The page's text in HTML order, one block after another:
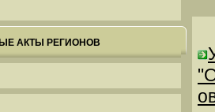
АКТЫ РЕГИОНОВ